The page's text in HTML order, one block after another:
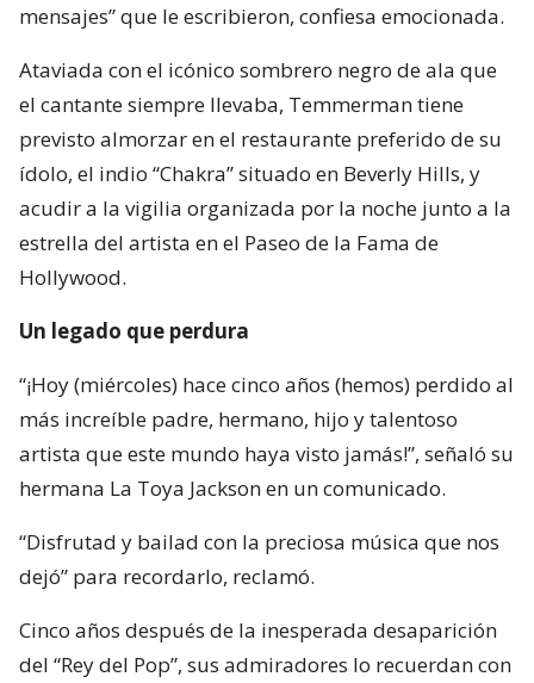
mensajes” que le escribieron, confiesa emocionada.
Ataviada con el icónico sombrero negro de ala que
el cantante siempre llevaba, Temmerman tiene
previsto almorzar en el restaurante preferido de su
ídolo, el indio “Chakra” situado en Beverly Hills, y
acudir a la vigilia organizada por la noche junto a la
estrella del artista en el Paseo de la Fama de
Hollywood.
Un legado que perdura
“¡Hoy (miércoles) hace cinco años (hemos) perdido al
más increíble padre, hermano, hijo y talentoso
artista que este mundo haya visto jamás!”, señaló su
hermana La Toya Jackson en un comunicado.
“Disfrutad y bailad con la preciosa música que nos
dejó” para recordarlo, reclamó.
Cinco años después de la inesperada desaparición
del “Rey del Pop”, sus admiradores lo recuerdan con